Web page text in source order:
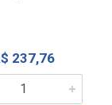
237,76